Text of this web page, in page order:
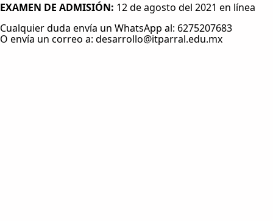
EXAMEN DE ADMISIÓN: 12 de agosto del 2021 en línea
Cualquier duda envía un WhatsApp al: 6275207683
O envía un correo a: desarrollo@itparral.edu.mx